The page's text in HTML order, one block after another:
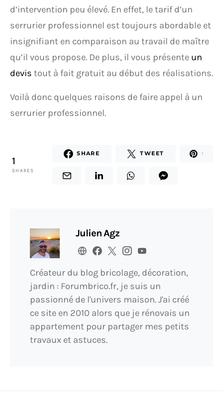
d’intervention peu élevé. En effet, le tarif d’un
serrurier professionnel est toujours abordable et
insignifiant en comparaison au travail de maître
qu’il vous propose. De plus, il vous présente un
devis tout à fait gratuit au début des réalisations.
Voilà donc quelques raisons de faire appel à un
serrurier professionnel.
1
SHARES
SHARE TWEET 1
Julien Agz
Créateur du blog bricolage, décoration,
jardin : Forumbrico.fr, je suis un
passionné de l'univers maison. J'ai créé
ce site en 2010 alors que je rénovais un
appartement pour partager mes petits
travaux et astuces.